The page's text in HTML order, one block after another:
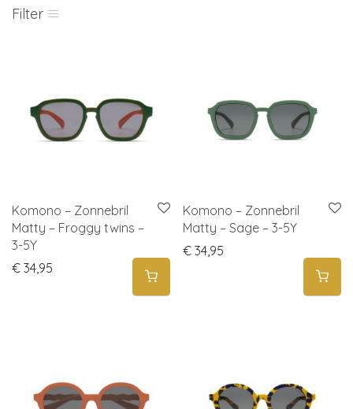
Filter
Komono – Zonnebril
Matty – Froggy twins –
3-5Y
€ 34,95
Komono – Zonnebril
Matty – Sage – 3-5Y
€ 34,95